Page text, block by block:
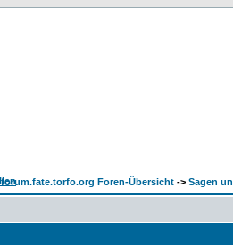
forum.fate.torfo.org Foren-Übersicht -> Sagen